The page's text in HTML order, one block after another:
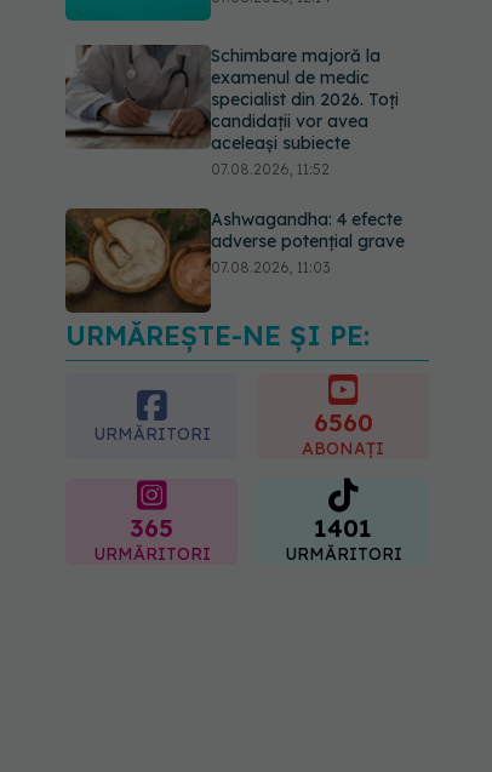
Schimbare majoră la
examenul de medic
specialist din 2026. Toți
candidații vor avea
aceleași subiecte
07.08.2026, 11:52
Ashwagandha: 4 efecte
adverse potențial grave
07.08.2026, 11:03
Ți-ai mărit buzele? Cele 4
greșeli care pot strica
rezultatul după injectarea
cu acid hialuronic
07.08.2026, 13:54
URMĂREȘTE-NE ȘI PE:
URMĂRITORI 6560
ABONAȚI
365
URMĂRITORI
1401
URMĂRITORI